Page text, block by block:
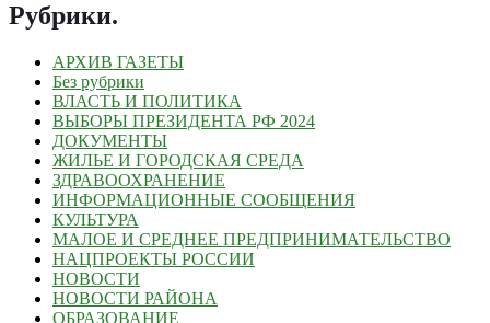
Рубрики.
АРХИВ ГАЗЕТЫ
Без рубрики
ВЛАСТЬ И ПОЛИТИКА
ВЫБОРЫ ПРЕЗИДЕНТА РФ 2024
ДОКУМЕНТЫ
ЖИЛЬЕ И ГОРОДСКАЯ СРЕДА
ЗДРАВООХРАНЕНИЕ
ИНФОРМАЦИОННЫЕ СООБЩЕНИЯ
КУЛЬТУРА
МАЛОЕ И СРЕДНЕЕ ПРЕДПРИНИМАТЕЛЬСТВО
НАЦПРОЕКТЫ РОССИИ
НОВОСТИ
НОВОСТИ РАЙОНА
ОБРАЗОВАНИЕ